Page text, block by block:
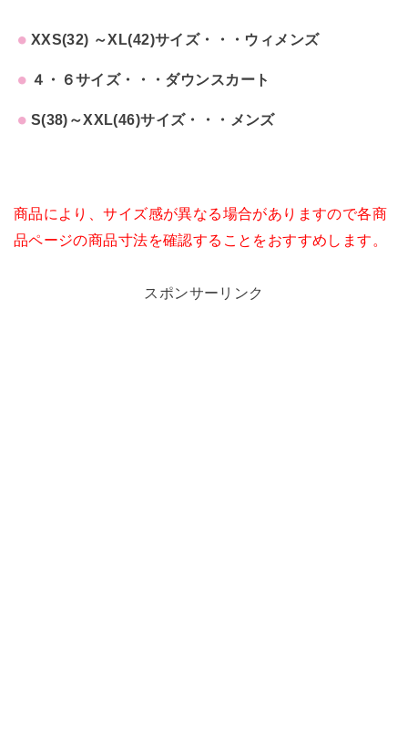
XXS(32) ～XL(42)サイズ・・・ウィメンズ
４・６サイズ・・・ダウンスカート
S(38)～XXL(46)サイズ・・・メンズ
商品により、サイズ感が異なる場合がありますので各商
品ページの商品寸法を確認することをおすすめします。
スポンサーリンク